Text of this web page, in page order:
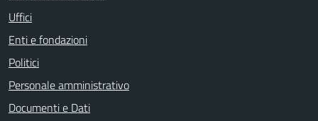
Uffici
Enti e fondazioni
Politici
Personale amministrativo
Documenti e Dati